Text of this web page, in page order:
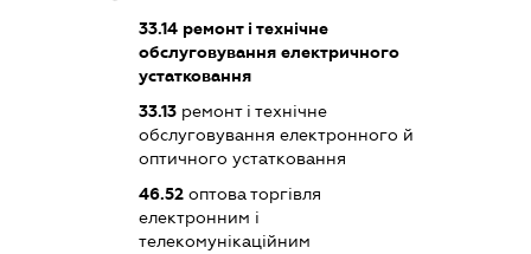
33.14ремонт і технічне
обслуговування електричного
устатковання
33.13ремонт і технічне
обслуговування електронного й
оптичного устатковання
46.52оптова торгівля
електронним і
телекомунікаційним